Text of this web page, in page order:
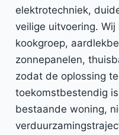
elektrotechniek,
veilige uitvoering.
kookgroep,
zonnepanelen,
zodat de oplossing
toekomstbestendig
bestaande woning,